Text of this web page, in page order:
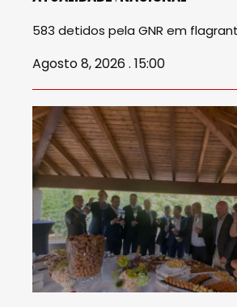
583 detidos pela GNR em
Agosto 8, 2026 . 15:00